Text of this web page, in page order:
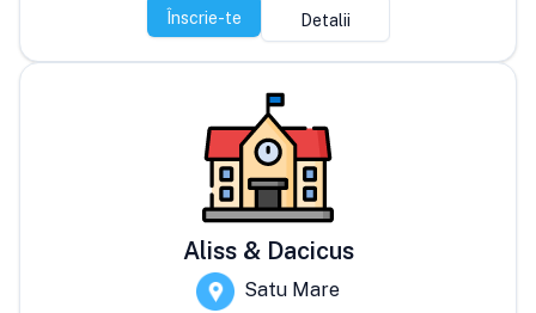
Înscrie-te Detalii
Aliss & Dacicus
Satu Mare